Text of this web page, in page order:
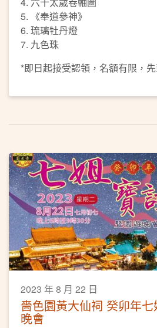
5. 《奉道參神》
6. 琉璃牡丹燈
7. 九色珠
*即日起接受認領，名額有限，
2023 年 8 月 22 日
嗇色園黃大仙祠 癸卯年
晚會